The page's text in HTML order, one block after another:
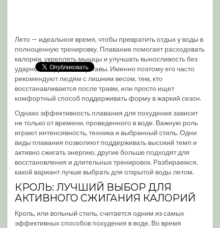
Лето — идеальное время, чтобы превратить отдых у воды в
полноценную тренировку. Плавание помогает расходовать
калории, укреплять мышцы и улучшать выносливость без
ударной нагрузки на суставы. Именно поэтому его часто
рекомендуют людям с лишним весом, тем, кто
восстанавливается после травм, или просто ищет
комфортный способ поддерживать форму в жаркий сезон.
Однако эффективность плавания для похудения зависит
не только от времени, проведенного в воде. Важную роль
играют интенсивность, техника и выбранный стиль. Одни
виды плавания позволяют поддерживать высокий темп и
активно сжигать энергию, другие больше подходят для
восстановления и длительных тренировок. Разбираемся,
какой вариант лучше выбрать для открытой воды летом.
КРОЛЬ: ЛУЧШИЙ ВЫБОР ДЛЯ
АКТИВНОГО СЖИГАНИЯ КАЛОРИЙ
Кроль, или вольный стиль, считается одним из самых
эффективных способов похудения в воде. Во время